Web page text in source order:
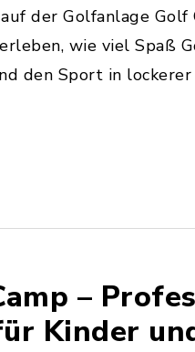
der Golfanlage
wie viel Spaß
den Sport in
–
Kinder